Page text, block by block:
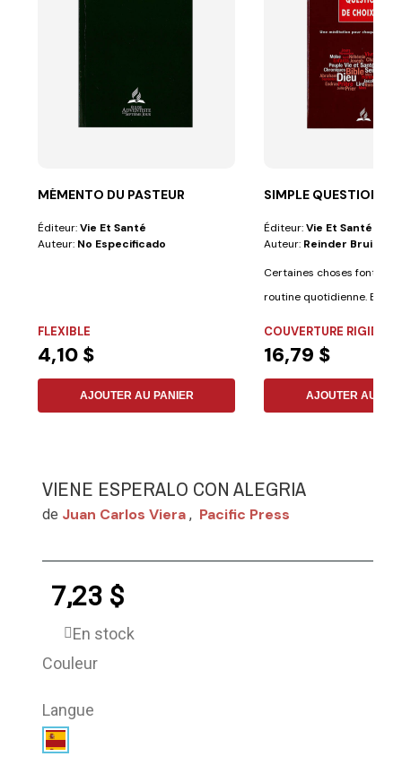
MÉMENTO DU PASTEUR
Éditeur:Vie Et Santé
Auteur: No Especificado
FLEXIBLE
4,10 $
AJOUTER AU PANIER
SIMPLE QUESTION
Éditeur:Vie Et Santé
Auteur: Reinder Bruinsma
Certaines choses font
routine quotidienne. Elles
COUVERTURE RIGIDE
16,79 $
AJOUTER AU
VIENE ESPERALO CON ALEGRIA
de Juan Carlos Viera , Pacific Press
7,23 $
En stock
Couleur
Langue